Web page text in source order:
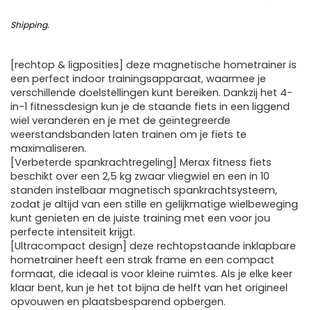
Shipping.
[rechtop & ligposities] deze magnetische hometrainer is
een perfect indoor trainingsapparaat, waarmee je
verschillende doelstellingen kunt bereiken. Dankzij het 4-
in-1 fitnessdesign kun je de staande fiets in een liggend
wiel veranderen en je met de geïntegreerde
weerstandsbanden laten trainen om je fiets te
maximaliseren.
[Verbeterde spankrachtregeling] Merax fitness fiets
beschikt over een 2,5 kg zwaar vliegwiel en een in 10
standen instelbaar magnetisch spankrachtsysteem,
zodat je altijd van een stille en gelijkmatige wielbeweging
kunt genieten en de juiste training met een voor jou
perfecte intensiteit krijgt.
[Ultracompact design] deze rechtopstaande inklapbare
hometrainer heeft een strak frame en een compact
formaat, die ideaal is voor kleine ruimtes. Als je elke keer
klaar bent, kun je het tot bijna de helft van het origineel
opvouwen en plaatsbesparend opbergen.